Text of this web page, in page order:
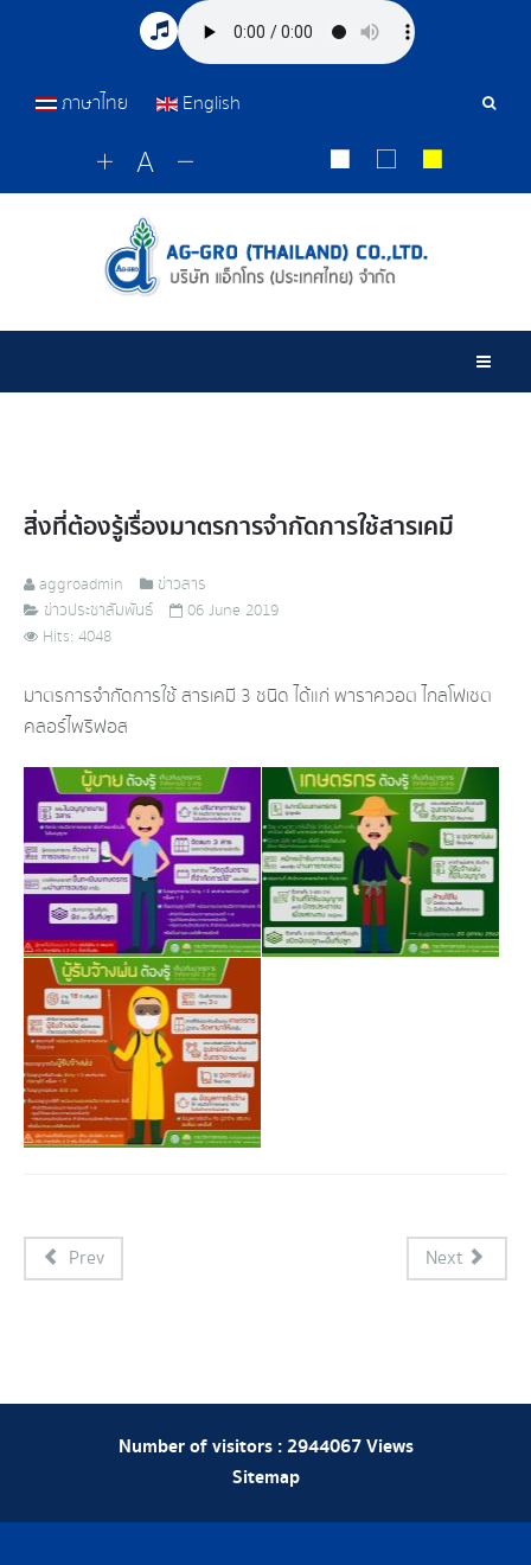
ภาษาไทย English
สิ่งที่ต้องรู้เรื่องมาตรการจำกัดการใช้สารเคมี
aggroadmin
ข่าวสาร
ข่าวประชาสัมพันธ์
06 June 2019
Hits: 4048
มาตรการจำกัดการใช้ สารเคมี 3 ชนิด ได้แก่ พาราควอต ไกลโฟเซต
คลอร์ไพริฟอส
Prev Next
Number of visitors :2944067Views
Sitemap